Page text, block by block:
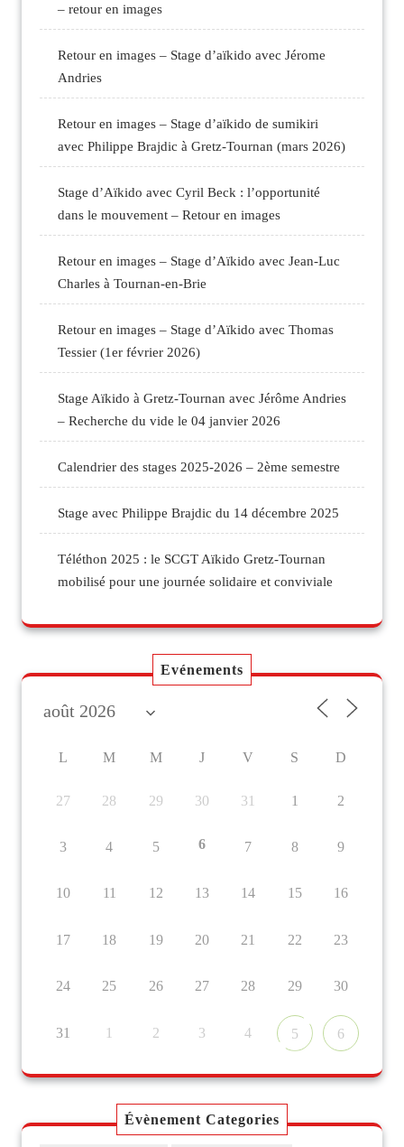
– retour en images
Retour en images – Stage d’aïkido avec Jérome
Andries
Retour en images – Stage d’aïkido de sumikiri
avec Philippe Brajdic à Gretz-Tournan (mars 2026)
Stage d’Aïkido avec Cyril Beck : l’opportunité
dans le mouvement – Retour en images
Retour en images – Stage d’Aïkido avec Jean-Luc
Charles à Tournan-en-Brie
Retour en images – Stage d’Aïkido avec Thomas
Tessier (1er février 2026)
Stage Aïkido à Gretz-Tournan avec Jérôme Andries
– Recherche du vide le 04 janvier 2026
Calendrier des stages 2025-2026 – 2ème semestre
Stage avec Philippe Brajdic du 14 décembre 2025
Téléthon 2025 : le SCGT Aïkido Gretz-Tournan
mobilisé pour une journée solidaire et conviviale
Evénements
L M M J V S D
27 28 29 30 31 1 2
3 4 5 6 7 8 9
10 11 12 13 14 15 16
17 18 19 20 21 22 23
24 25 26 27 28 29 30
31 1 2 3 4 5 6
Évènement Categories